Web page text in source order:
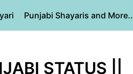
Punjabi Shayaris and More..
STATUS ||